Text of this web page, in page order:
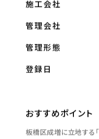
施工会社
管理会社
管理形態
登録日
おすすめポイント
板橋区成増に立地する「